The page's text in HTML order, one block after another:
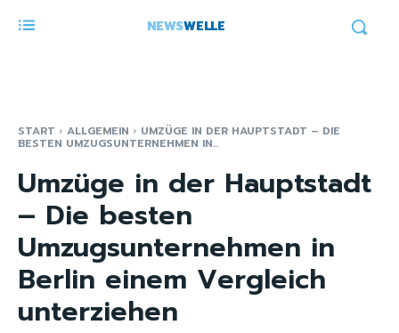
NEWSWELLE
START ALLGEMEIN UMZÜGE IN DER HAUPTSTADT – DIE
BESTEN UMZUGSUNTERNEHMEN IN...
Umzüge in der Hauptstadt
– Die besten
Umzugsunternehmen in
Berlin einem Vergleich
unterziehen